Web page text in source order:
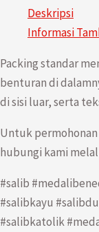
Deskripsi
Informasi
Packing standar
benturan di
di sisi luar, serta
Untuk permohonan
hubungi kami
#salib
#salibkayu
#salibkatolik